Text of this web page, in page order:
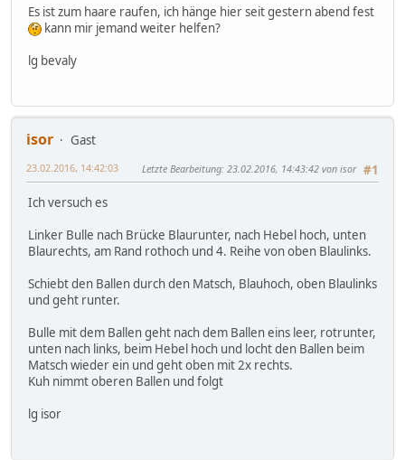
Es ist zum haare raufen, ich hänge hier seit gestern abend fest
kann mir jemand weiter helfen?
lg bevaly
isor
Gast
#1
23.02.2016, 14:42:03 Letzte Bearbeitung: 23.02.2016, 14:43:42 von isor
Ich versuch es
Linker Bulle nach Brücke Blaurunter, nach Hebel hoch, unten
Blaurechts, am Rand rothoch und 4. Reihe von oben Blaulinks.
Schiebt den Ballen durch den Matsch, Blauhoch, oben Blaulinks
und geht runter.
Bulle mit dem Ballen geht nach dem Ballen eins leer, rotrunter,
unten nach links, beim Hebel hoch und locht den Ballen beim
Matsch wieder ein und geht oben mit 2x rechts.
Kuh nimmt oberen Ballen und folgt
lg isor